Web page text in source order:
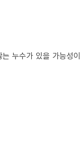
누수가 있을 가능성이